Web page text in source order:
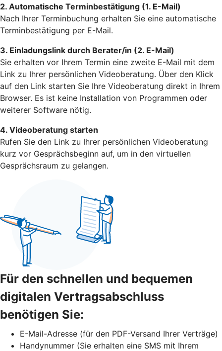
2. Automatische Terminbestätigung (1. E-Mail)
Nach Ihrer Terminbuchung erhalten Sie eine automatische
Terminbestätigung per E-Mail.
3. Einladungslink durch Berater/in (2. E-Mail)
Sie erhalten vor Ihrem Termin eine zweite E-Mail mit dem
Link zu Ihrer persönlichen Videoberatung. Über den Klick
auf den Link starten Sie Ihre Videoberatung direkt in Ihrem
Browser. Es ist keine Installation von Programmen oder
weiterer Software nötig.
4. Videoberatung starten
Rufen Sie den Link zu Ihrer persönlichen Videoberatung
kurz vor Gesprächsbeginn auf, um in den virtuellen
Gesprächsraum zu gelangen.
Für den schnellen und bequemen
digitalen Vertragsabschluss
benötigen Sie:
E-Mail-Adresse (für den PDF-Versand Ihrer Verträge)
Handynummer (Sie erhalten eine SMS mit Ihrem